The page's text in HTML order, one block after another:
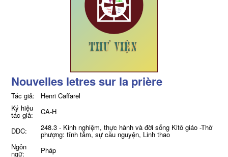
Nouvelles letres sur la prière
Tác giả:
Henri Caffarel
Ký hiệu
tác giả:
CA-H
DDC:
248.3 - Kinh nghiệm, thực hành và đời sống Kitô giáo -Thờ
phượng: tĩnh tâm, sự cầu nguyện, Linh thao
Ngôn
ngữ:
Pháp